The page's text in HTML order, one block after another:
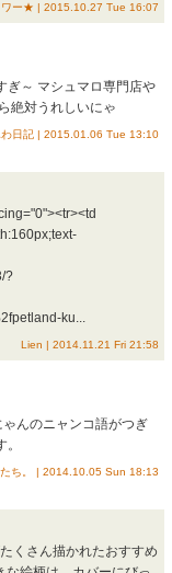
ー★ | 2015.10.27 Tue 16:07
ぎ～ マシュマロ専門店や
絶対うれしいにゃ
わ日記 | 2015.01.06 Tue 13:10
?
ku...
Lien | 2014.11.21 Fri 21:58
んのニャンコ語がつぎ
ち。 | 2014.10.05 Sun 18:13
くさん描かれたおすすめ